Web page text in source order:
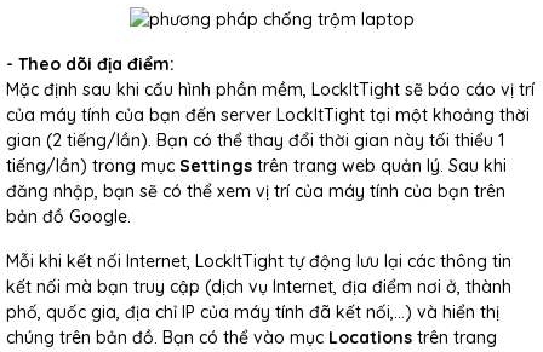
- Theo dõi địa điểm:
Mặc định sau khi cấu hình phần mềm, LockItTight sẽ báo cáo vị trí
của máy tính của bạn đến server LockItTight tại một khoảng thời
gian (2 tiếng/lần). Bạn có thể thay đổi thời gian này tối thiểu 1
tiếng/lần) trong mục Settings trên trang web quản lý. Sau khi
đăng nhập, bạn sẽ có thể xem vị trí của máy tính của bạn trên
bản đồ Google.
Mỗi khi kết nối Internet, LockItTight tự động lưu lại các thông tin
kết nối mà bạn truy cập (dịch vụ Internet, địa điểm nơi ở, thành
phố, quốc gia, địa chỉ IP của máy tính đã kết nối,…) và hiển thị
chúng trên bản đồ. Bạn có thể vào mục Locations trên trang